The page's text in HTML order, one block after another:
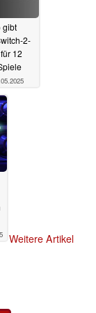
gibt
2-
12
Weitere Artikel